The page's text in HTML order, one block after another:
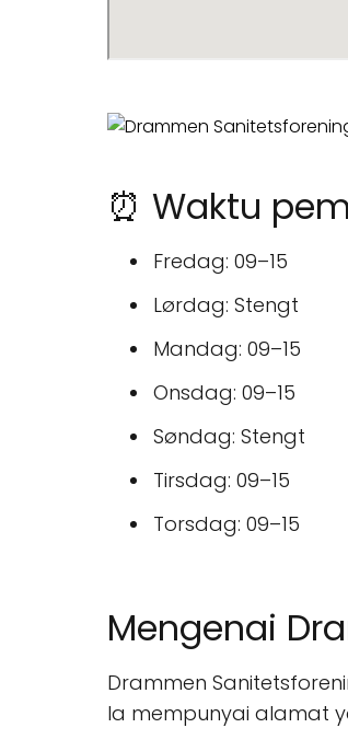
⏰ Waktu
Fredag: 09–15
Lørdag: Stengt
Mandag: 09–15
Onsdag: 09–15
Søndag: Stengt
Tirsdag: 09–15
Torsdag: 09–15
Mengenai
Drammen
Ia mempunyai alamat